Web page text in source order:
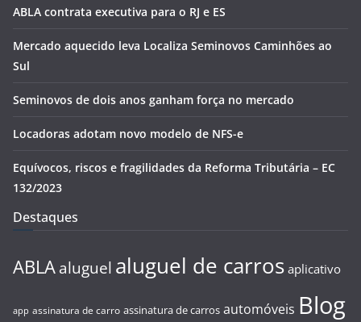
ABLA contrata executiva para o RJ e ES
Mercado aquecido leva Localiza Seminovos Caminhões ao
Sul
Seminovos de dois anos ganham força no mercado
Locadoras adotam novo modelo de NFS-e
Equívocos, riscos e fragilidades da Reforma Tributária – EC
132/2023
Destaques
ABLA aluguel aluguel de carros aplicativo
app assinatura de carro assinatura de carros automóveis Blog